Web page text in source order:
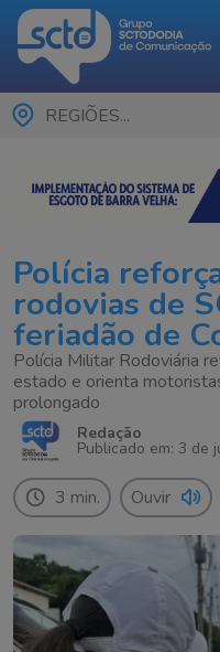
REGIÕES...
Polícia
rodovias de
feriadão de
Polícia Militar Rodoviária
estado e orienta
prolongado
Redação
Publicado em: 3 de
3 min. Ouvir